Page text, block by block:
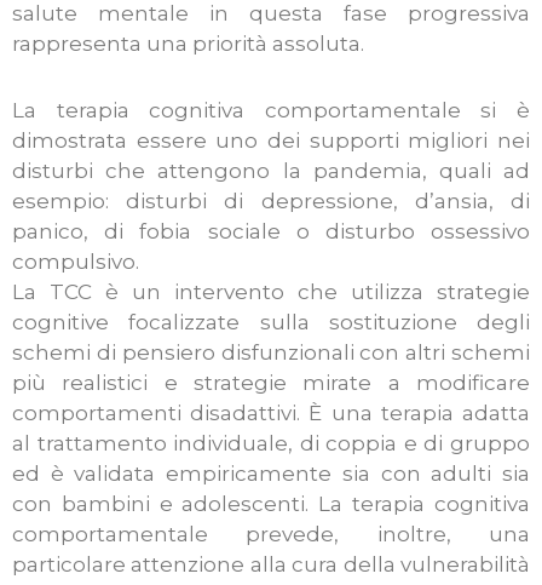
salute mentale in questa fase progressiva
rappresenta una priorità assoluta.
La terapia cognitiva comportamentale si è
dimostrata essere uno dei supporti migliori nei
disturbi che attengono la pandemia, quali ad
esempio: disturbi di depressione, d’ansia, di
panico, di fobia sociale o disturbo ossessivo
compulsivo.
La TCC è un intervento che utilizza strategie
cognitive focalizzate sulla sostituzione degli
schemi di pensiero disfunzionali con altri schemi
più realistici e strategie mirate a modificare
comportamenti disadattivi. È una terapia adatta
al trattamento individuale, di coppia e di gruppo
ed è validata empiricamente sia con adulti sia
con bambini e adolescenti. La terapia cognitiva
comportamentale prevede, inoltre, una
particolare attenzione alla cura della vulnerabilità